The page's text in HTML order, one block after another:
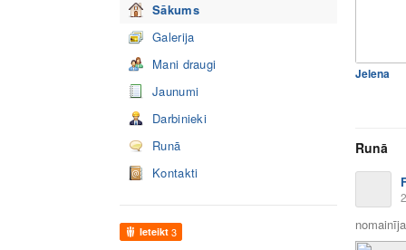
Sākums
Galerija
Mani draugi
Jaunumi
Darbinieki
Runā
Kontakti
Ieteikt 3
Jelena
Runā